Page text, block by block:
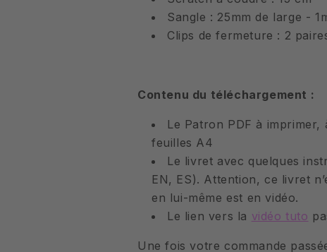
Sangle : 25mm de large -
Clips de fermeture : 2
Contenu du téléchargement :
Le Patron PDF à
feuilles A4
Le livret avec quelques
EN, ES). Attention, ce livret
en lui-même est en vidéo.
Le lien vers la vidéo tuto
Une fois votre commande